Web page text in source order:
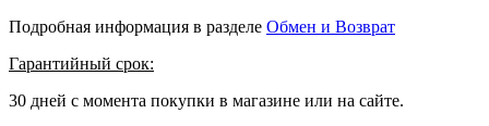
Подробная информация в разделе Обмен и Возврат
Гарантийный срок:
30 дней с момента покупки в магазине или на сайте.